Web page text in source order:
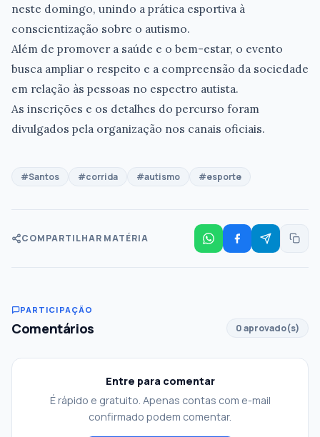
neste domingo, unindo a prática esportiva à
conscientização sobre o autismo.
Além de promover a saúde e o bem-estar, o evento
busca ampliar o respeito e a compreensão da sociedade
em relação às pessoas no espectro autista.
As inscrições e os detalhes do percurso foram
divulgados pela organização nos canais oficiais.
#Santos #corrida #autismo #esporte
COMPARTILHAR MATÉRIA
PARTICIPAÇÃO
Comentários 0 aprovado(s)
Entre para comentar
É rápido e gratuito. Apenas contas com e-mail
confirmado podem comentar.